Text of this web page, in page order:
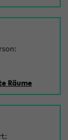
Räume